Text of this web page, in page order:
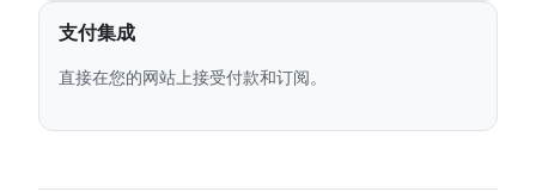
支付集成
直接在您的网站上接受付款和订阅。